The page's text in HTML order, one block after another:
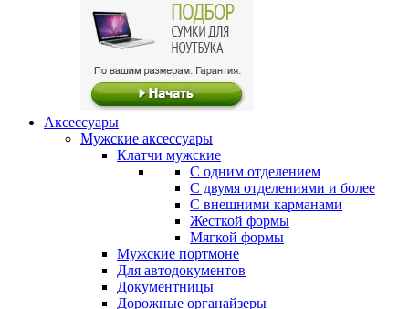
Аксессуары
Мужские аксессуары
Клатчи мужские
С одним отделением
С двумя отделениями и более
С внешними карманами
Жесткой формы
Мягкой формы
Мужские портмоне
Для автодокументов
Документницы
Дорожные органайзеры